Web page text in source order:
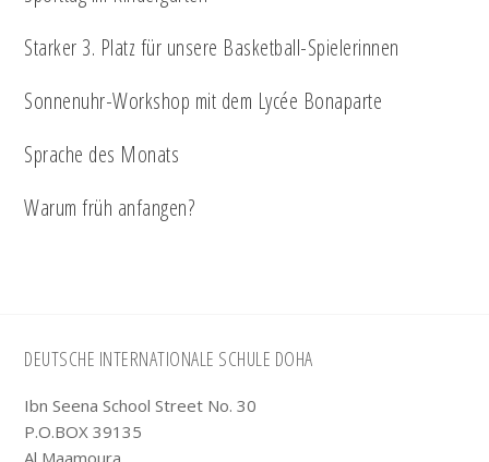
Starker 3. Platz für unsere Basketball-Spielerinnen
Sonnenuhr-Workshop mit dem Lycée Bonaparte
Sprache des Monats
Warum früh anfangen?
Footer
DEUTSCHE INTERNATIONALE SCHULE DOHA
Ibn Seena School Street No. 30
P.O.BOX 39135